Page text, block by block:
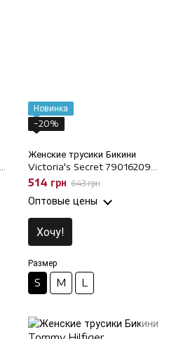
Новинка
−20%
Женские трусики Бикини
Victoria's Secret 79016209
голубые, S
514 грн 643 грн
Оптовые цены
Хочу!
Размер
S M L